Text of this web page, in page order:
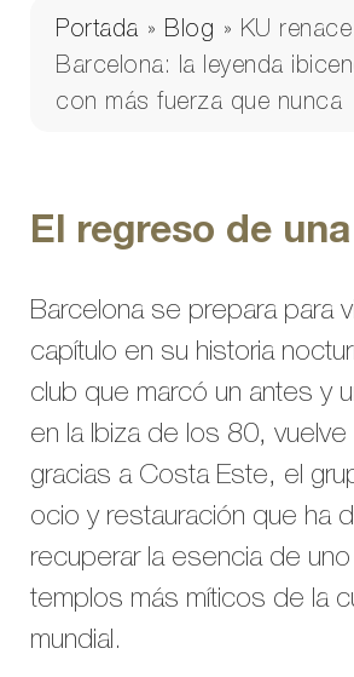
Portada » Blog » KU
Barcelona: la leyenda
con más fuerza que nunca
El regreso de
Barcelona se prepara para
capítulo en su historia
club que marcó un antes y
en la Ibiza de los 80, vuelve
gracias a Costa Este, el
ocio y restauración que ha
recuperar la esencia de
templos más míticos de la
mundial.